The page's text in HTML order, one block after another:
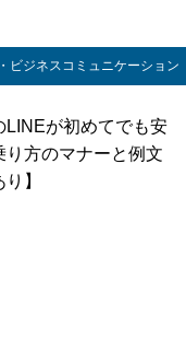
ビジネスコミュニケーション
LINEが初めてでも安
り方のマナーと例文
】